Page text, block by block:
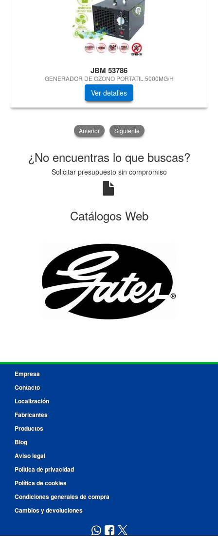
JBM 53786
GENERADOR DE OZONO PORTATIL 5000MG/H
Ver detalles
Anterior Siguiente
¿No encuentras lo que buscas?
Solicitar presupuesto sin compromiso
Catálogos Web
Empresa
Contacto
Localización
Fabricantes
Productos
Blog
Aviso legal
Política de privacidad
Política de cookies
Condiciones generales de compra
Cambios y devoluciones